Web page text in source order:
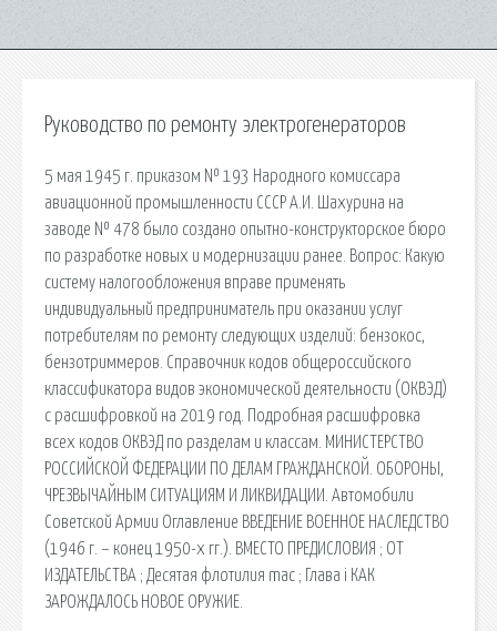
Руководство по ремонту электрогенераторов
5 мая 1945 г. приказом № 193 Народного комиссара
авиационной промышленности СССР А.И. Шахурина на
заводе № 478 было создано опытно-конструкторское бюро
по разработке новых и модернизации ранее. Вопрос: Какую
систему налогообложения вправе применять
индивидуальный предприниматель при оказании услуг
потребителям по ремонту следующих изделий: бензокос,
бензотриммеров. Справочник кодов общероссийского
классификатора видов экономической деятельности (ОКВЭД)
с расшифровкой на 2019 год. Подробная расшифровка
всех кодов ОКВЭД по разделам и классам. МИНИСТЕРСТВО
РОССИЙСКОЙ ФЕДЕРАЦИИ ПО ДЕЛАМ ГРАЖДАНСКОЙ. ОБОРОНЫ,
ЧРЕЗВЫЧАЙНЫМ СИТУАЦИЯМ И ЛИКВИДАЦИИ. Автомобили
Советской Армии Оглавление ВВЕДЕНИЕ ВОЕННОЕ НАСЛЕДСТВО
(1946 г. – конец 1950-х гг.). ВМЕСТО ПРЕДИСЛОВИЯ ; ОТ
ИЗДАТЕЛЬСТВА ; Десятая флотилия mac ; Глава i КАК
ЗАРОЖДАЛОСЬ НОВОЕ ОРУЖИЕ.